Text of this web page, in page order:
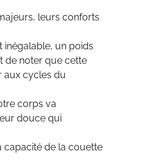
leurs conforts
inégalable, un poids
de noter que cette
aux cycles du
corps va
douce qui
capacité de la couette